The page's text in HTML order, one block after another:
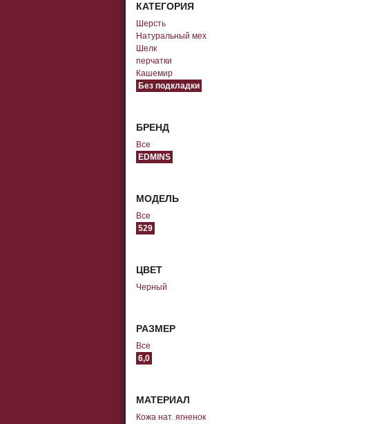
КАТЕГОРИЯ
Шерсть
Натуральный мех
Шелк
перчатки
Кашемир
Без подкладки
БРЕНД
Все
EDMINS
МОДЕЛЬ
Все
529
ЦВЕТ
Черный
РАЗМЕР
Все
6,0
МАТЕРИАЛ
Кожа нат. ягненок